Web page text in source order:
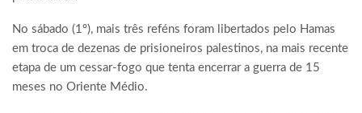
No sábado (1º), mais três reféns foram libertados pelo Hamas
em troca de dezenas de prisioneiros palestinos, na mais recente
etapa de um cessar-fogo que tenta encerrar a guerra de 15
meses no Oriente Médio.